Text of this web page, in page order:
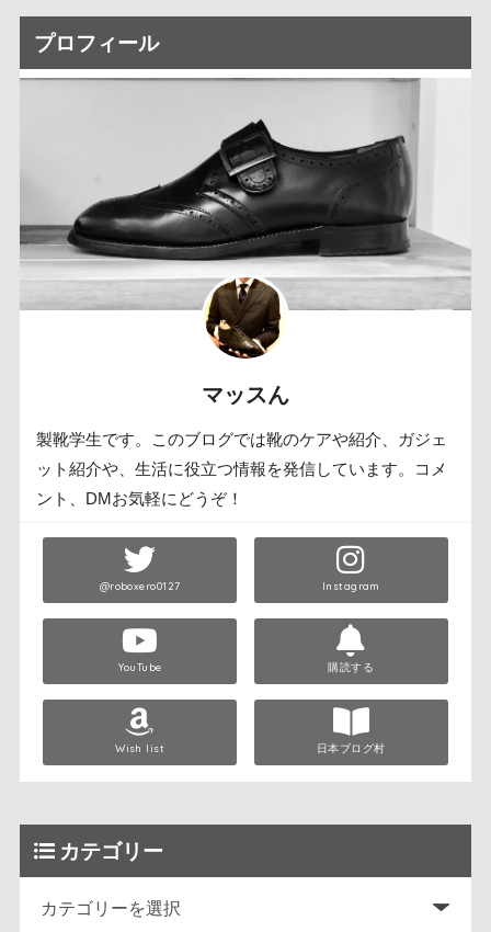
プロフィール
マッスん
製靴学生です。このブログでは靴のケアや紹介、ガジェ
ット紹介や、生活に役立つ情報を発信しています。コメ
ント、DMお気軽にどうぞ！
@roboxero0127 Instagram
YouTube 購読する
Wish list 日本ブログ村
カテゴリー